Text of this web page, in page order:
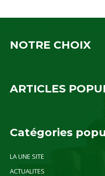
NOTRE CHOIX
ARTICLES
Catégories
LA UNE SITE
ACTUALITES